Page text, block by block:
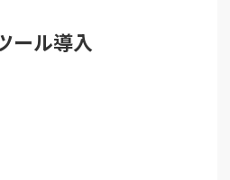
ール導入